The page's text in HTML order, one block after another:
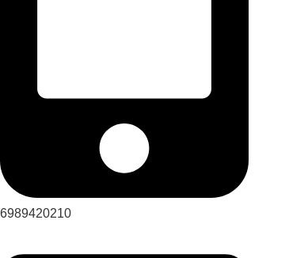
6989420210